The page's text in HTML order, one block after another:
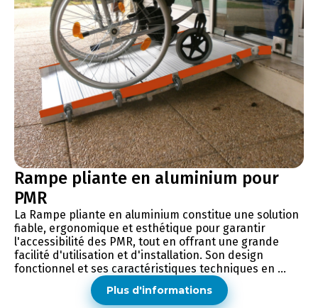
Rampe pliante en aluminium pour
PMR
La Rampe pliante en aluminium constitue une solution
fiable, ergonomique et esthétique pour garantir
l'accessibilité des PMR, tout en offrant une grande
facilité d'utilisation et d'installation. Son design
fonctionnel et ses caractéristiques techniques en ...
Plus d'informations